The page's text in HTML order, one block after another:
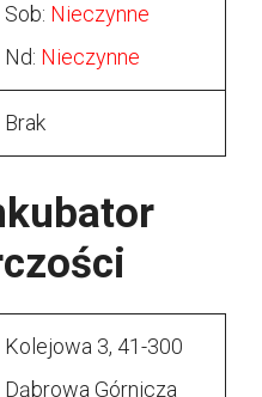
Sob: Nieczynne
Nd: Nieczynne
Brak
Kolejowa 3, 41-300
Dąbrowa Górnicza